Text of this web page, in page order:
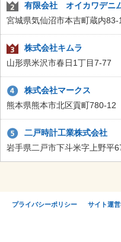
有限会社 オイカワデニ
宮城県気仙沼市本吉町蔵内83-
株式会社キムラ
山形県米沢市春日1丁目7-77
株式会社マークス
熊本県熊本市北区貢町780-12
二戸時計工業株式会社
岩手県二戸市下斗米字上野平
プライバシーポリシー サイト運